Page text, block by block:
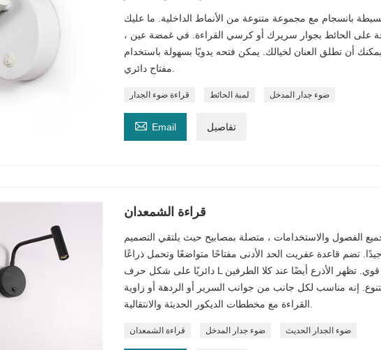
بانسجام مع مجموعة متنوعة من الأنماط الداخلية. ما عليك
على الحائط بجوار سريرك أو كرسي القراءة. في غمضة عين ،
أن تطلق العنان لخيالك. يمكن فتحه يدويًا بسهولة باستخدام
مفتاح دائري.
قراءة ضوء الجدار لمبة الحائط ضوء جدار المدخل
 Email تفاصيل
قراءة الشمعدان
الفصول والاستخدامات ، متصلة بمصابيح حيث يلتقي التصميم
تضم قاعدة عفريت الحد الأدنى مفتاحًا متواضعًا وتحمل ذراعًا
دائريًا على شكل حرف L متناسب جيدًا ينتهي بمصباح قاد قوي. تظهر الأذرع أيضًا عند كلا الطرفين
إنه مناسب لكل جانب من جوانب السرير أو الردهة أو زاوية
قراءة الشمعدان ضوء جدار المدخل ضوء الجدار الحديث